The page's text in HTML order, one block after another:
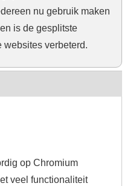
nu gebruik maken
is de gesplitste
websites verbeterd.
op Chromium
veel functionaliteit